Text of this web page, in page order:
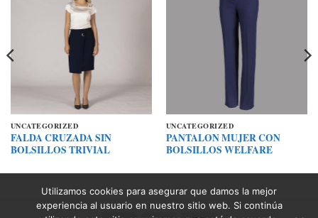
UNCATEGORIZED
FALDA CRUZADA SIN
BOLSILLOS TRIVIAL
UNCATEGORIZED
PANTALON MUJER CON
BOLSILLOS WELFARE
Utilizamos cookies para asegurar que damos la mejor
experiencia al usuario en nuestro sitio web. Si continúa